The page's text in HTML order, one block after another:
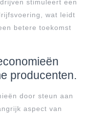
stimuleert een
wat leidt
betere toekomst
producenten.
door steun aan
aspect van